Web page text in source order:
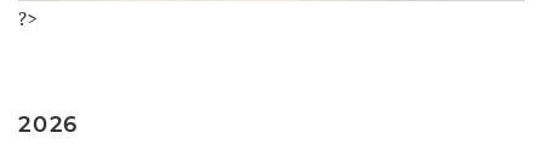
?>
2026